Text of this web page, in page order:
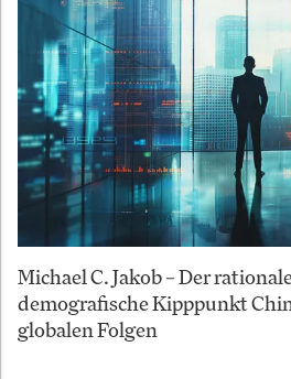
Michael C. Jakob – Der
demografische Kipppunkt
globalen Folgen